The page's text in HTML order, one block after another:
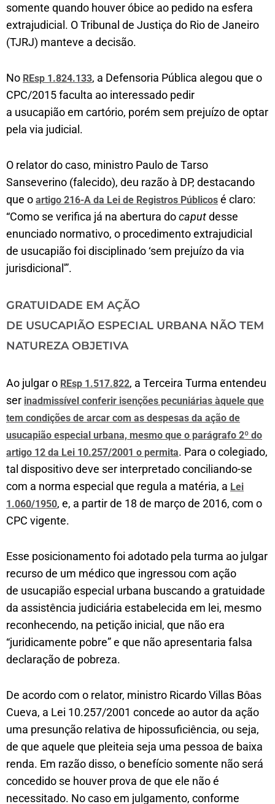
somente quando houver óbice ao pedido na esfera
extrajudicial. O Tribunal de Justiça do Rio de Janeiro
(TJRJ) manteve a decisão.
No REsp 1.824.133, a Defensoria Pública alegou que o
CPC/2015 faculta ao interessado pedir
a usucapião em cartório, porém sem prejuízo de optar
pela via judicial.
O relator do caso, ministro Paulo de Tarso
Sanseverino (falecido), deu razão à DP, destacando
que o artigo 216-A da Lei de Registros Públicos é claro:
“Como se verifica já na abertura docaputdesse
enunciado normativo, o procedimento extrajudicial
de usucapião foi disciplinado ‘sem prejuízo da via
jurisdicional'”.
GRATUIDADE EM AÇÃO
DE USUCAPIÃO ESPECIAL URBANA NÃO TEM
NATUREZA OBJETIVA
Ao julgar o REsp 1.517.822, a Terceira Turma entendeu
ser inadmissível conferir isenções pecuniárias àquele que
tem condições de arcar com as despesas da ação de
usucapião especial urbana, mesmo que o parágrafo 2º do
artigo 12 da Lei 10.257/2001 o permita. Para o colegiado,
tal dispositivo deve ser interpretado conciliando-se
com a norma especial que regula a matéria, a Lei
1.060/1950, e, a partir de 18 de março de 2016, com o
CPC vigente.
Esse posicionamento foi adotado pela turma ao julgar
recurso de um médico que ingressou com ação
de usucapião especial urbana buscando a gratuidade
da assistência judiciária estabelecida em lei, mesmo
reconhecendo, na petição inicial, que não era
“juridicamente pobre” e que não apresentaria falsa
declaração de pobreza.
De acordo com o relator, ministro Ricardo Villas Bôas
Cueva, a Lei 10.257/2001 concede ao autor da ação
uma presunção relativa de hipossuficiência, ou seja,
de que aquele que pleiteia seja uma pessoa de baixa
renda. Em razão disso, o benefício somente não será
concedido se houver prova de que ele não é
necessitado. No caso em julgamento, conforme